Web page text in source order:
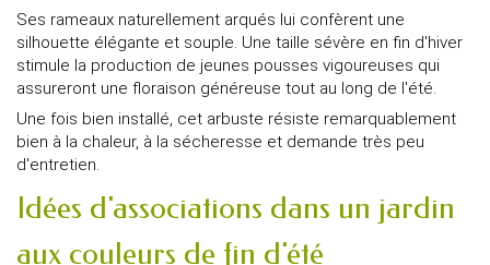
Ses rameaux naturellement arqués lui confèrent une
silhouette élégante et souple. Une taille sévère en fin d'hiver
stimule la production de jeunes pousses vigoureuses qui
assureront une floraison généreuse tout au long de l'été.
Une fois bien installé, cet arbuste résiste remarquablement
bien à la chaleur, à la sécheresse et demande très peu
d'entretien.
Idées d'associations dans un jardin
aux couleurs de fin d'été